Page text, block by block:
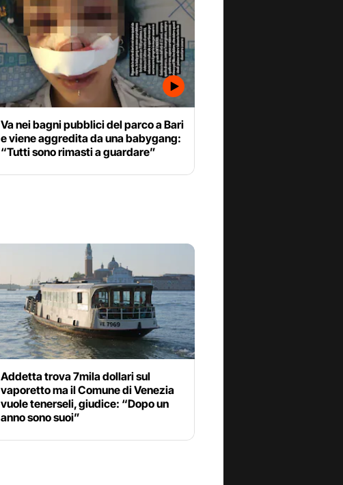
Va nei bagni pubblici del parco a Bari
e viene aggredita da una babygang:
“Tutti sono rimasti a guardare”
Addetta trova 7mila dollari sul
vaporetto ma il Comune di Venezia
vuole tenerseli, giudice: “Dopo un
anno sono suoi”